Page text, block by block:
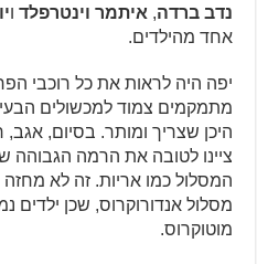
נדב ברדה,איתמר וינטרפלד ו
אחד מהילדים.
יפה היה לראות את כל רוכבי
מתמקמים צמוד למכשולים
היכן שצריך ומותר. בסיום, אגב,
ציינו לטובה את הרמה הגבוהה
המסלול כמו אריות. זה לא
מסלול אנדורוקרוס, שכן ילדים
מוטוקרוס.